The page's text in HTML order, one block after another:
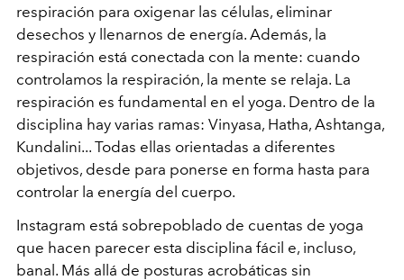
respiración para oxigenar las células, eliminar
desechos y llenarnos de energía. Además, la
respiración está conectada con la mente: cuando
controlamos la respiración, la mente se relaja. La
respiración es fundamental en el yoga. Dentro de la
disciplina hay varias ramas: Vinyasa, Hatha, Ashtanga,
Kundalini... Todas ellas orientadas a diferentes
objetivos, desde para ponerse en forma hasta para
controlar la energía del cuerpo.
Instagram está sobrepoblado de cuentas de yoga
que hacen parecer esta disciplina fácil e, incluso,
banal. Más allá de posturas acrobáticas sin